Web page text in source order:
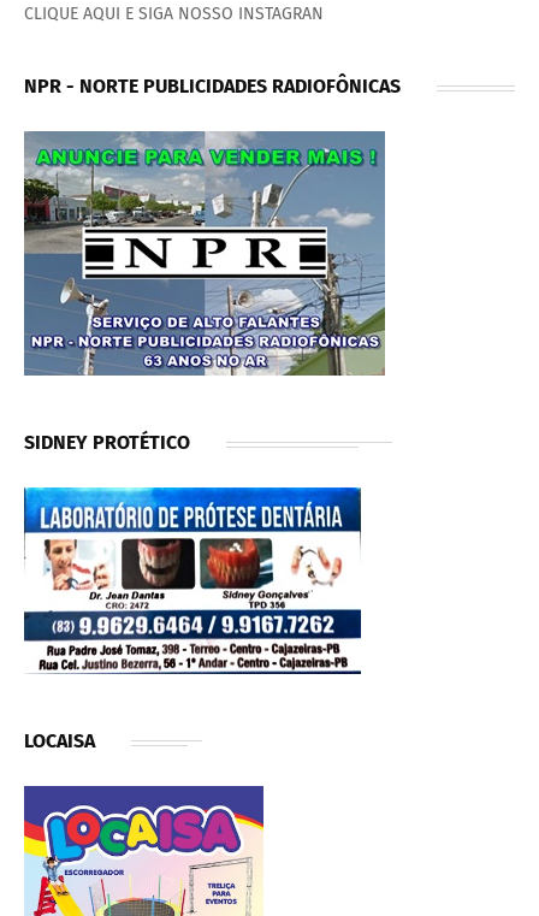
CLIQUE AQUI E SIGA NOSSO INSTAGRAN
NPR - NORTE PUBLICIDADES RADIOFÔNICAS
SIDNEY PROTÉTICO
LOCAISA